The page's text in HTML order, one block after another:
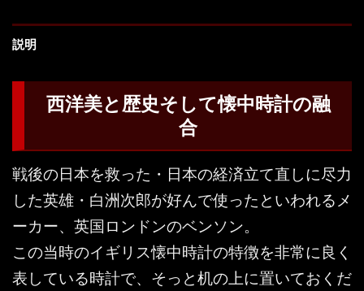
説明
西洋美と歴史そして懐中時計の融
合
戦後の日本を救った・日本の経済立て直しに尽力
した英雄・白洲次郎が好んで使ったといわれるメ
ーカー、英国ロンドンのベンソン。
この当時のイギリス懐中時計の特徴を非常に良く
表している時計で、そっと机の上に置いておくだ